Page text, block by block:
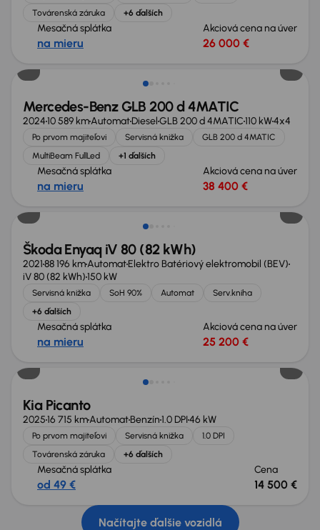
Továrenská záruka
+6 ďalších
Mesačná splátka
na mieru
Akciová cena na úver
26 000 €
Zlacnené o 3 000 €
Mercedes-Benz GLB 200 d 4MATIC
202410 589 kmAutomatDieselGLB 200 d 4MATIC110 kW4x4
Po prvom majiteľovi Servisná knižka
GLB 200 d 4MATIC
MultiBeam FullLed
+1 ďalších
Mesačná splátka
na mieru
Akciová cena na úver
38 400 €
Zlacnené o 1 600 €
Škoda Enyaq iV 80 (82 kWh)
202188 196 kmAutomatElektro Batériový elektromobil (BEV)
iV 80 (82 kWh)150 kW
Servisná knižka SoH 90% Automat
Serv.kniha
+6 ďalších
Mesačná splátka
na mieru
Akciová cena na úver
25 200 €
Ušetríte 6 200 €
Kia Picanto
202516 715 kmAutomatBenzín1.0 DPI46 kW
Po prvom majiteľovi Servisná knižka
1.0 DPI
Továrenská záruka
+6 ďalších
Mesačná splátka
od 49 €
Cena
14 500 €
Načítajte ďalšie vozidlá